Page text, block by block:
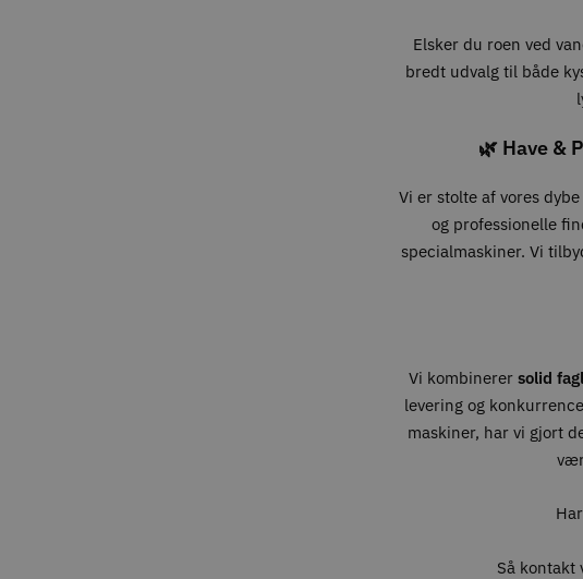
Elsker du roen ved
bredt udvalg til både
🌿 Have &
Vi er stolte af vores
og professionelle
specialmaskiner. Vi
Vi kombinerer solid
levering og
maskiner, har vi gjort
Så kontakt